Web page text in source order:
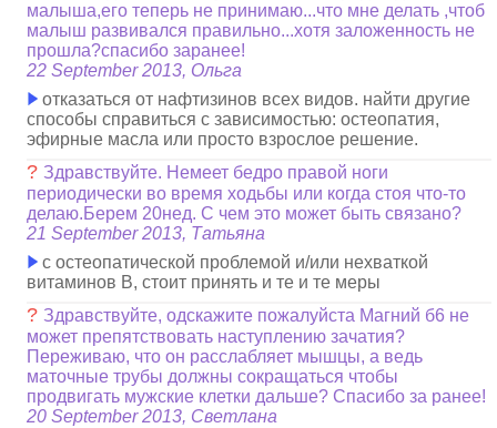
малыша,его теперь не принимаю...что мне делать ,чтоб
малыш развивался правильно...хотя заложенность не
прошла?спасибо заранее!
22 September 2013, Ольга
отказаться от нафтизинов всех видов. найти другие
способы справиться с зависимостью: остеопатия,
эфирные масла или просто взрослое решение.
? Здравствуйте. Немеет бедро правой ноги
периодически во время ходьбы или когда стоя что-то
делаю.Берем 20нед. С чем это может быть связано?
21 September 2013, Татьяна
с остеопатической проблемой и/или нехваткой
витаминов В, стоит принять и те и те меры
? Здравствуйте, одскажите пожалуйста Магний б6 не
может препятствовать наступлению зачатия?
Переживаю, что он расслабляет мышцы, а ведь
маточные трубы должны сокращаться чтобы
продвигать мужские клетки дальше? Спасибо за ранее!
20 September 2013, Светлана